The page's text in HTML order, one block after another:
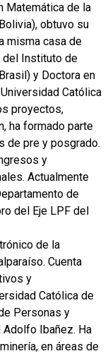
Matemática de la
obtuvo su
misma casa de
del Instituto de
y Doctora en
Católica
proyectos,
ha formado parte
de pre y posgrado.
y
Actualmente
de
del Eje LPF del
de la
Cuenta
y
Católica de
Personas y
Adolfo Ibañez. Ha
en áreas de